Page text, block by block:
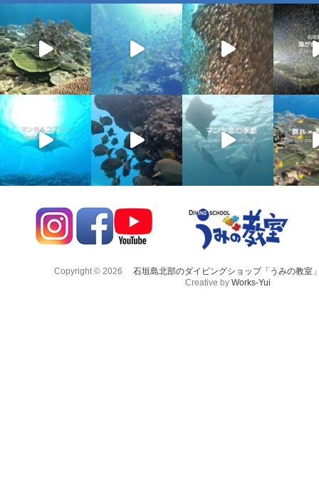
Copyright © 2026
石垣島北部のダイビングショップ「うみの教室
Creative by Works-Yui